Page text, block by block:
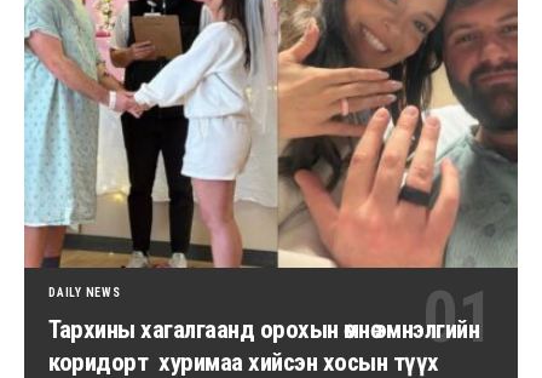
DAILY NEWS
Тархины хагалгаанд орохын өмнө эмнэлгийн
коридорт хуримаа хийсэн хосын түүх